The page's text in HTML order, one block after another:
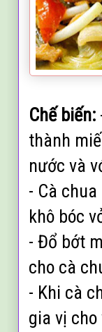
Chế biến:
thành
nước và
- Cà
khô bóc
- Đổ bớt
cho cà
- Khi cà
gia vị